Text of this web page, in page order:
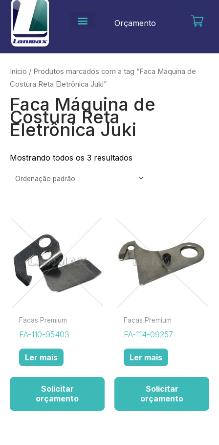
para
conteúdo
Orçamento
Início / Produtos marcados com a tag “Faca Máquina de
Costura Reta Eletrônica Juki”
Faca Máquina de
Costura Reta
Eletrônica Juki
Mostrando todos os 3 resultados
Facas Premium
FA-110-95403
Ler mais
Solicitar
orçamento
Facas Premium
FA-114-09257
Ler mais
Solicitar
orçamento